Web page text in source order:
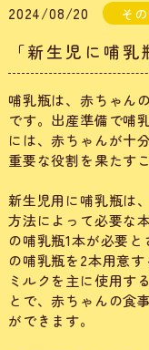
2024/08/20 そ
「新生児に哺乳
哺乳瓶は、赤ちゃん
です。出産準備で哺
には、赤ちゃんが十
重要な役割を果たす
新生児用に哺乳瓶は
方法によって必要な
の哺乳瓶1本が必要
の哺乳瓶を2本用意
ミルクを主に使用す
とで、赤ちゃんの食
ができます。